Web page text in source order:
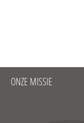
ONZE MISSIE